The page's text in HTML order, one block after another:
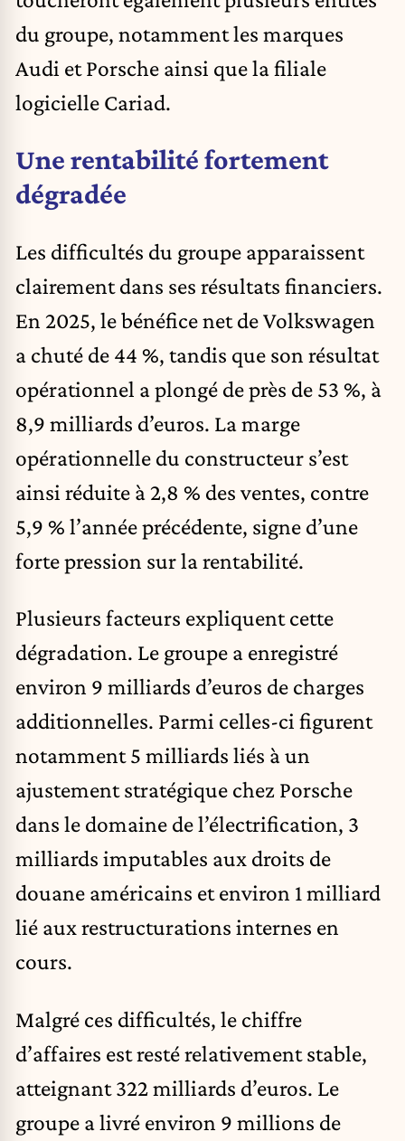
du groupe, notamment les marques
Audi et Porsche ainsi que la filiale
logicielle Cariad.
Une rentabilité fortement
dégradée
Les difficultés du groupe apparaissent
clairement dans ses résultats financiers.
En 2025, le bénéfice net de Volkswagen
a chuté de 44 %, tandis que son résultat
opérationnel a plongé de près de 53 %, à
8,9 milliards d’euros. La marge
opérationnelle du constructeur s’est
ainsi réduite à 2,8 % des ventes, contre
5,9 % l’année précédente, signe d’une
forte pression sur la rentabilité.
Plusieurs facteurs expliquent cette
dégradation. Le groupe a enregistré
environ 9 milliards d’euros de charges
additionnelles. Parmi celles-ci figurent
notamment 5 milliards liés à un
ajustement stratégique chez Porsche
dans le domaine de l’électrification, 3
milliards imputables aux droits de
douane américains et environ 1 milliard
lié aux restructurations internes en
cours.
Malgré ces difficultés, le chiffre
d’affaires est resté relativement stable,
atteignant 322 milliards d’euros. Le
groupe a livré environ 9 millions de